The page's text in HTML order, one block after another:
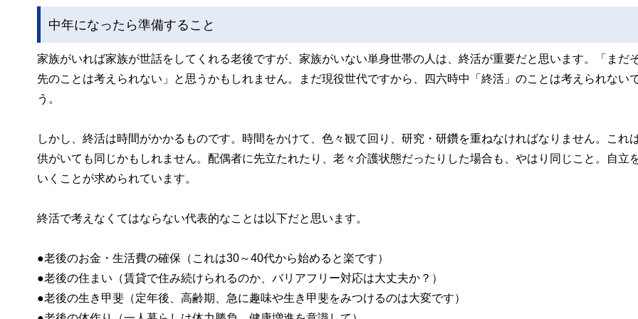
中年になったら準備すること
家族がいれば家族が世話をしてくれる老後ですが、家族がいない単身世帯の人は、終活が重要だと思います。「まだ
先のことは考えられない」と思うかもしれません。まだ現役世代ですから、四六時中「終活」のことは考えられない
う。
しかし、終活は時間がかかるものです。時間をかけて、色々観て回り、研究・研鑽を重ねなければなりません。これ
供がいても同じかもしれません。配偶者に先立たれたり、老々介護状態だったりした場合も、やはり同じこと。自立
いくことが求められています。
終活で考えなくてはならない代表的なことは以下だと思います。
●老後のお金・生活費の確保（これは30～40代から始めると楽です）
●老後の住まい（賃貸で住み続けられるのか、バリアフリー対応は大丈夫か？）
●老後の生き甲斐（定年後、高齢期、急に趣味や生き甲斐をみつけるのは大変です）